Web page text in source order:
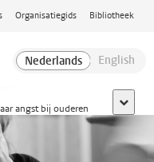
Organisatiegids Bibliotheek
angst bij ouderen
toon